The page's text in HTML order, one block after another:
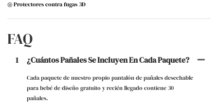
◎ Protectores contra fugas 3D
FAQ
1 ¿Cuántos Pañales Se Incluyen En Cada Paquete?
Cada paquete de nuestro propio pantalón de pañales desechable
para bebé de diseño gratuito y recién llegado contiene 30
pañales.